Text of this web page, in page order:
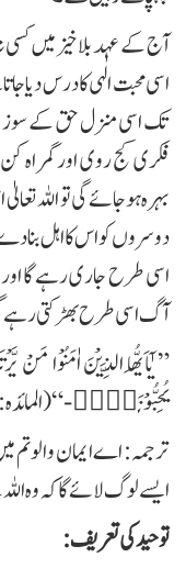
آج کے عہد بلا خیز میں کسی
اسی محبت الٰہی کا درس دیا
تک اسی منزل حق کے سوز و
فکری کج روی اور گمراہ
بہرہ ہوجائے گی تو اللہ
دوسروں کو اس کا اہل بنا دے
اسی طرح جاری رہے گا
آگ اسی طرح بھڑکتی رہے
” یٰۤاَیُّهَا الَّذِیْنَ اٰمَنُوْا مَنْ
یُحِبُّوْنَهٗۤۙ-“(المائدہ:۵۴)
ترجمہ: اے ایمان والو تم
ایسے لوگ لائے گا کہ وہ اللہ
توحید کی تعریف: